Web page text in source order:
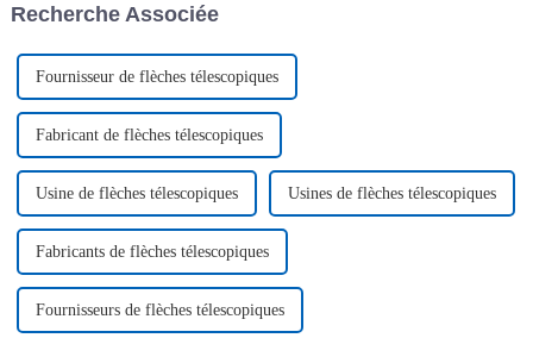
jour mémorable du
Recherche Associée
Fournisseur de flèches télescopiques
Fabricant de flèches télescopiques
Usine de flèches télescopiques Usines de flèches télescopiques
Fabricants de flèches télescopiques
Fournisseurs de flèches télescopiques